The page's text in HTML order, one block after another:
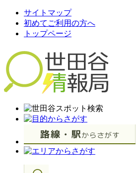
サイトマップ
初めてご利用の方へ
トップページ